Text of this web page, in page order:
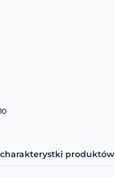
produktów